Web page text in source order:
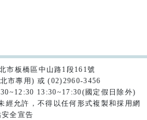
市板橋區中山路1段161號
市專用) 或 (02)2960-3456
13:30~17:30(國定假日除外)
經允許，不得以任何形式複製和採用網
安全宣告